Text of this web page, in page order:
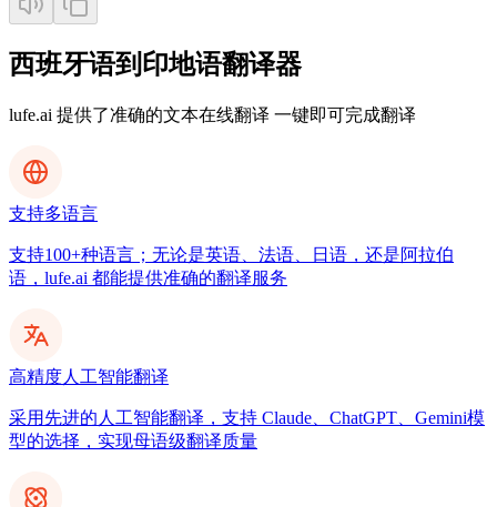
西班牙语到印地语翻译器
lufe.ai 提供了准确的文本在线翻译 一键即可完成翻译
支持多语言
支持100+种语言；无论是英语、法语、日语，还是阿拉伯
语，lufe.ai 都能提供准确的翻译服务
高精度人工智能翻译
采用先进的人工智能翻译，支持 Claude、ChatGPT、Gemini模
型的选择，实现母语级翻译质量